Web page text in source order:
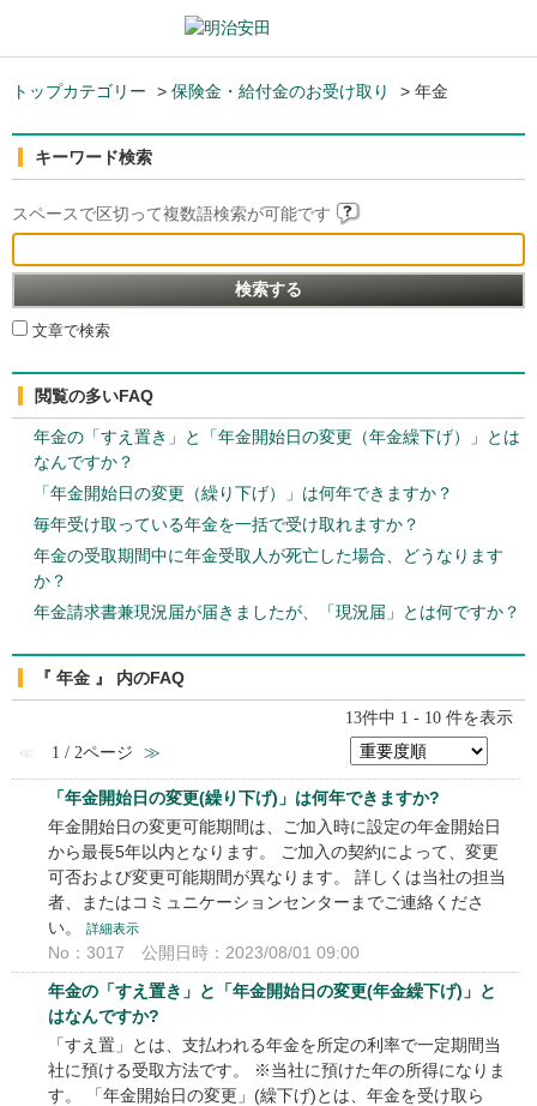
トップカテゴリー > 保険金・給付金のお受け取り > 年金
キーワード検索
スペースで区切って複数語検索が可能です
文章で検索
閲覧の多いFAQ
年金の「すえ置き」と「年金開始日の変更（年金繰下げ）」とは
なんですか？
「年金開始日の変更（繰り下げ）」は何年できますか？
毎年受け取っている年金を一括で受け取れますか？
年金の受取期間中に年金受取人が死亡した場合、どうなります
か？
年金請求書兼現況届が届きましたが、「現況届」とは何ですか？
『 年金 』 内のFAQ
13件中 1 - 10 件を表示
≪
1 / 2ページ ≫
「年金開始日の変更(繰り下げ)」は何年できますか?
年金開始日の変更可能期間は、ご加入時に設定の年金開始日
から最長5年以内となります。 ご加入の契約によって、変更
可否および変更可能期間が異なります。 詳しくは当社の担当
者、またはコミュニケーションセンターまでご連絡くださ
い。
詳細表示
No：3017
公開日時：2023/08/01 09:00
年金の「すえ置き」と「年金開始日の変更(年金繰下げ)」と
はなんですか?
「すえ置」とは、支払われる年金を所定の利率で一定期間当
社に預ける受取方法です。 ※当社に預けた年の所得になりま
す。 「年金開始日の変更」(繰下げ)とは、年金を受け取ら